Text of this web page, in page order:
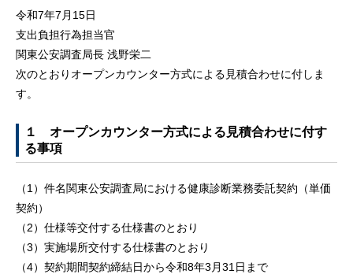
令和7年7月15日
支出負担行為担当官
関東公安調査局長 浅野栄二
次のとおりオープンカウンター方式による見積合わせに付しま
す。
１ オープンカウンター方式による見積合わせに付す
る事項
（1）件名関東公安調査局における健康診断業務委託契約（単価
契約）
（2）仕様等交付する仕様書のとおり
（3）実施場所交付する仕様書のとおり
（4）契約期間契約締結日から令和8年3月31日まで